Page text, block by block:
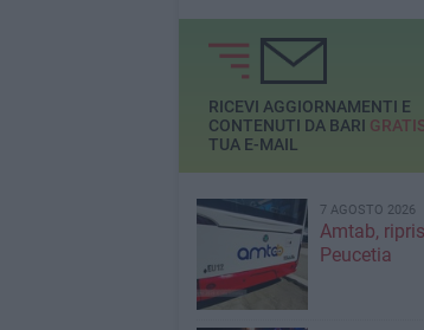
RICEVI AGGIORNAMENTI E
CONTENUTI DA BARI
TUA E-MAIL
7 AGOSTO 2026
Amtab,
Peucetia